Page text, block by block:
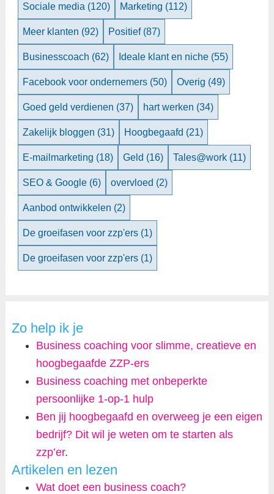
Sociale media (120) Marketing (112)
Meer klanten (92) Positief (87)
Businesscoach (62) Ideale klant en niche (55)
Facebook voor ondernemers (50) Overig (49)
Goed geld verdienen (37) hart werken (34)
Zakelijk bloggen (31) Hoogbegaafd (21)
E-mailmarketing (18) Geld (16) Tales@work (11)
SEO & Google (6) overvloed (2)
Aanbod ontwikkelen (2)
De groeifasen voor zzp'ers (1)
De groeifasen voor zzp'ers (1)
Zo help ik je
Business coaching voor slimme, creatieve en
hoogbegaafde ZZP-ers
Business coaching met onbeperkte
persoonlijke 1-op-1 hulp
Ben jij hoogbegaafd en overweeg je een eigen
bedrijf? Dit wil je weten om te starten als
zzp’er.
Artikelen en lezen
Wat doet een business coach?